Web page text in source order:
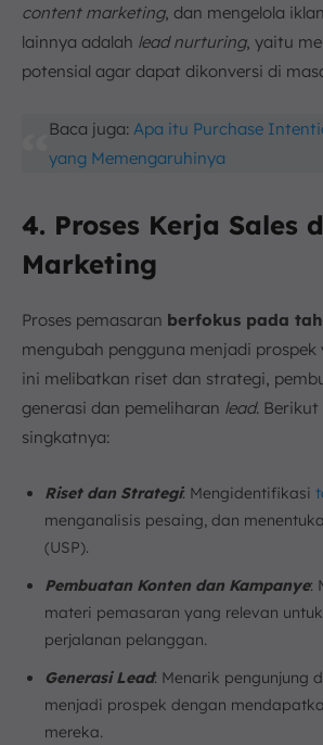
content marketing, dan mengelola
lainnya adalah lead nurturing, yaitu
potensial agar dapat dikonversi di
Baca juga: Apa itu Purchase
yang Memengaruhinya
4. Proses Kerja Sales
Marketing
Proses pemasaran berfokus pada
mengubah pengguna menjadi
ini melibatkan riset dan strategi,
generasi dan pemeliharan lead. Berikut
singkatnya:
Riset dan Strategi: Mengidentifikasi
menganalisis pesaing, dan
(USP).
Pembuatan Konten dan Kampanye:
materi pemasaran yang relevan
perjalanan pelanggan.
Generasi Lead: Menarik pengunjung
menjadi prospek dengan
mereka.